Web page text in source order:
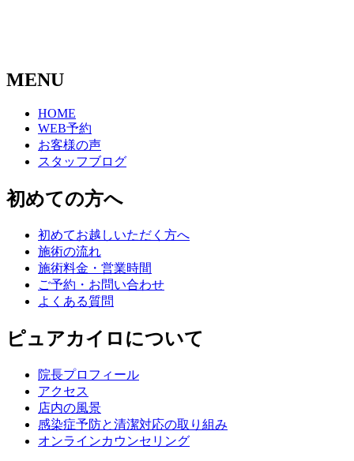
MENU
HOME
WEB予約
お客様の声
スタッフブログ
初めての方へ
初めてお越しいただく方へ
施術の流れ
施術料金・営業時間
ご予約・お問い合わせ
よくある質問
ピュアカイロについて
院長プロフィール
アクセス
店内の風景
感染症予防と清潔対応の取り組み
オンラインカウンセリング